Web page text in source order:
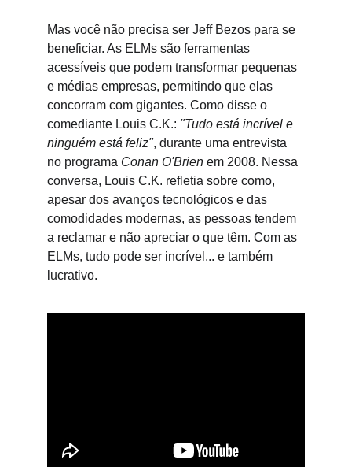
Mas você não precisa ser Jeff Bezos para se
beneficiar. As ELMs são ferramentas
acessíveis que podem transformar pequenas
e médias empresas, permitindo que elas
concorram com gigantes. Como disse o
comediante Louis C.K.: "Tudo está incrível e
ninguém está feliz", durante uma entrevista
no programa Conan O'Brien em 2008. Nessa
conversa, Louis C.K. refletia sobre como,
apesar dos avanços tecnológicos e das
comodidades modernas, as pessoas tendem
a reclamar e não apreciar o que têm. Com as
ELMs, tudo pode ser incrível... e também
lucrativo.